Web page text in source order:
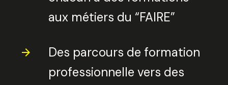
aux métiers du “FAIRE”
Des parcours de formation
professionnelle vers des